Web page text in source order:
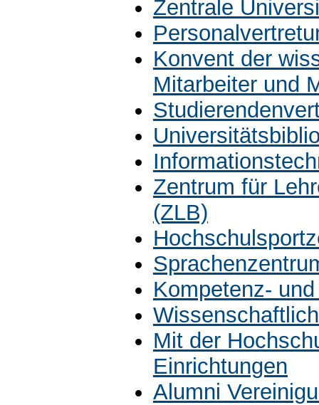
Zentrale
Konvent der
Mitarbeiter und
Zentrum für
(ZLB)
Kompetenz-
Mit der
Einrichtungen
Alumni